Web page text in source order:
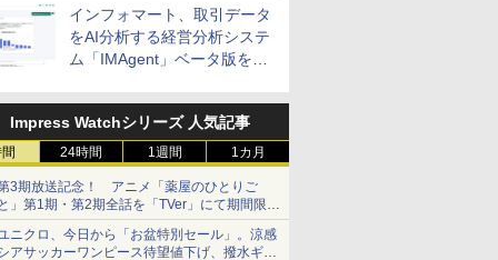
インフォマート、取引データ
をAI分析する経営分析システ
ム「IMAgent」ベータ版を提
Impress Watchシリーズ 人気記事
24時間 1週間 1カ月
3期放送記念！ アニメ「薬屋のひとりご
」第1期・第2期全話を「TVer」にて期間限定
順次無料配信開始
ニクロ、今日から「お盆特別セール」。涼感
アサッカーワンピース待望値下げ、撥水ギア